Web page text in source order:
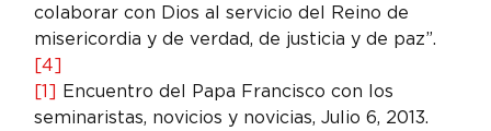
colaborar con Dios al servicio del Reino de
misericordia y de verdad, de justicia y de paz”.
[4]
[1] Encuentro del Papa Francisco con los
seminaristas, novicios y novicias, Julio 6, 2013.